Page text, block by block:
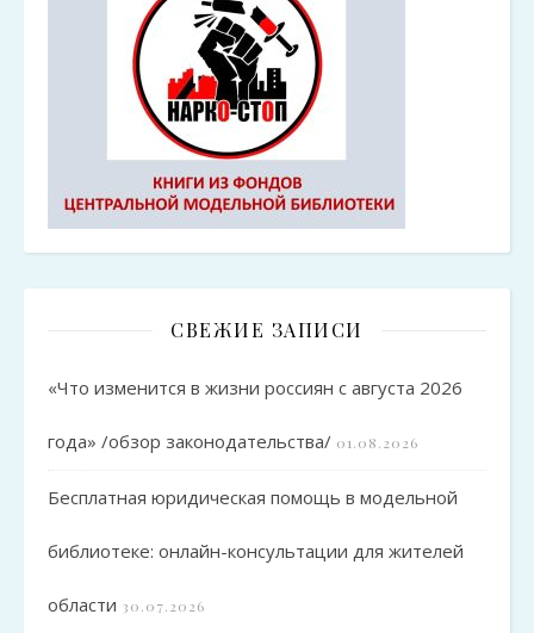
СВЕЖИЕ ЗАПИСИ
«Что изменится в жизни россиян с августа 2026
года» /обзор законодательства/ 01.08.2026
Бесплатная юридическая помощь в модельной
библиотеке: онлайн-консультации для жителей
области 30.07.2026